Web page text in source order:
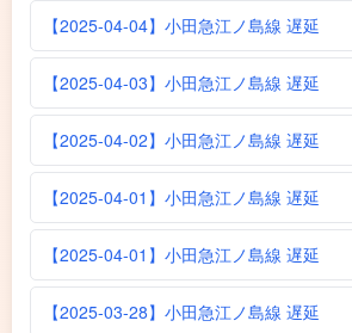
【2025-04-04】小田急江ノ島線 遅延
【2025-04-03】小田急江ノ島線 遅延
【2025-04-02】小田急江ノ島線 遅延
【2025-04-01】小田急江ノ島線 遅延
【2025-04-01】小田急江ノ島線 遅延
【2025-03-28】小田急江ノ島線 遅延